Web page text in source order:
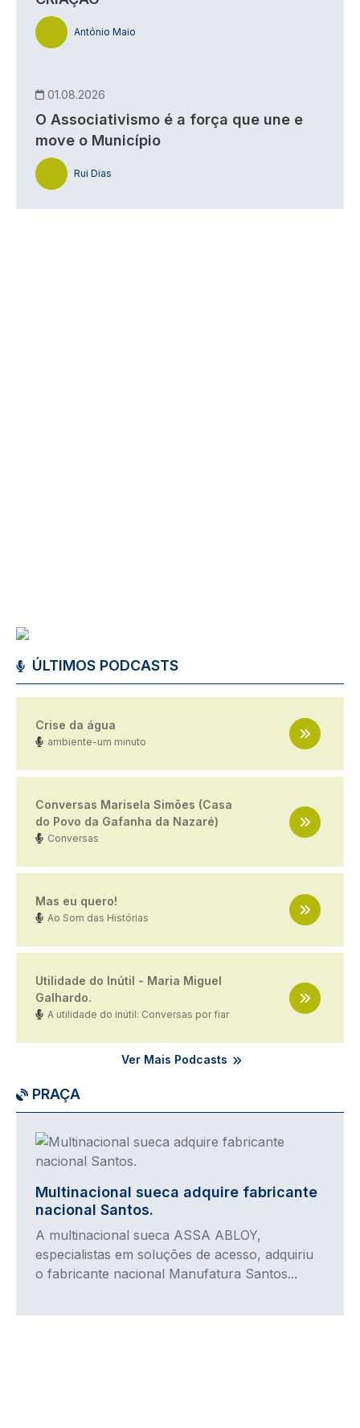
António Maio
01.08.2026
O Associativismo é a força que une e
move o Município
Rui Dias
ÚLTIMOS PODCASTS
Crise da água
ambiente-um minuto
Conversas Marisela Simões (Casa
do Povo da Gafanha da Nazaré)
Conversas
Mas eu quero!
Ao Som das Histórias
Utilidade do Inútil - Maria Miguel
Galhardo.
A utilidade do inútil: Conversas por fiar
Ver Mais Podcasts
PRAÇA
Imagem
Multinacional sueca adquire fabricante
nacional Santos.
A multinacional sueca ASSA ABLOY,
especialistas em soluções de acesso, adquiriu
o fabricante nacional Manufatura Santos...